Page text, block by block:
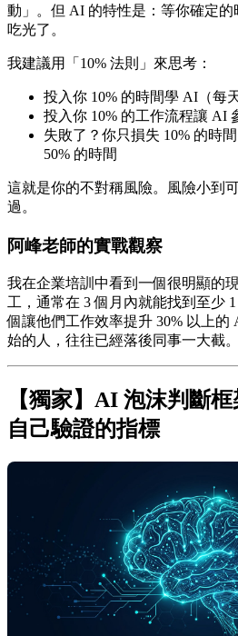
動」。但 AI 的特性是：等你確定
吃光了。
我建議用「10% 法則」來思考：
投入你 10% 的時間學 AI（每
投入你 10% 的工作流程讓 AI
失敗了？你只損失 10% 的時
50% 的時間
這就是你的不對稱風險。風險小到
過。
阿峰老師的實戰觀察
我在企業培訓中看到一個很明顯的
工，通常在 3 個月內就能找到至
個讓他們工作效率提升 30% 以上的
始的人，往往已經落後同事一大截。
【獨家】AI 泡沫判斷
自己驗證的指標